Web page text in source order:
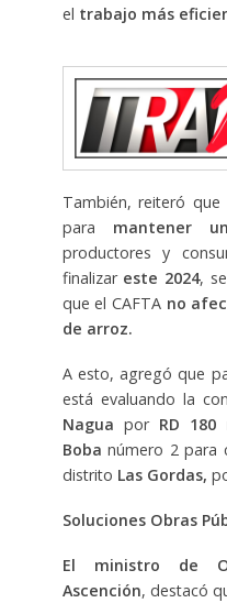
el trabajo más
También, reiteró
para mantener
productores y
finalizar este 2024,
que el CAFTA no
de arroz.
A esto, agregó que
está evaluando la
Nagua por RD 180
Boba número 2 para
distrito Las Gordas,
Soluciones Obras
El ministro de
Ascención, destacó